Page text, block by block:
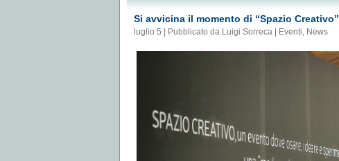
Si avvicina il momento di “Spazio Creativo”
luglio 5 | Pubblicato da Luigi Sorreca | Eventi, News